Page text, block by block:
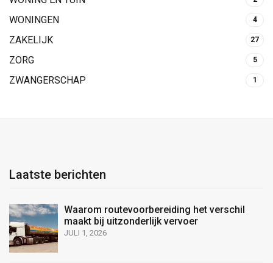
WONINGEN 4
ZAKELIJK 27
ZORG 5
ZWANGERSCHAP 1
Laatste berichten
Waarom routevoorbereiding het verschil
maakt bij uitzonderlijk vervoer
JULI 1, 2026